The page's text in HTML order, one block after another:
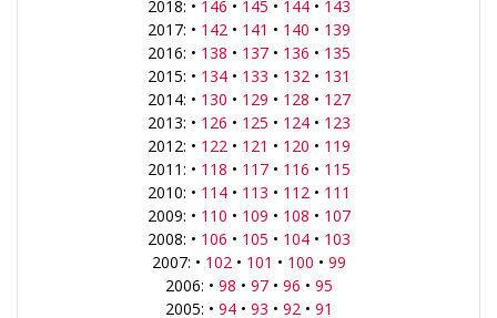
2018: • 146 • 145 • 144• 143
2017: • 142 • 141 • 140 • 139
2016: • 138 • 137• 136 • 135
2015: • 134• 133 • 132 • 131
2014: • 130 • 129 • 128 • 127
2013: • 126 • 125 • 124• 123
2012: • 122 • 121 • 120 • 119
2011: • 118 • 117• 116 • 115
2010: • 114• 113 • 112 • 111
2009: • 110 • 109 • 108 • 107
2008: • 106 • 105 • 104• 103
2007: • 102 • 101 • 100 • 99
2006: • 98 • 97• 96 • 95
2005: • 94• 93 • 92 • 91